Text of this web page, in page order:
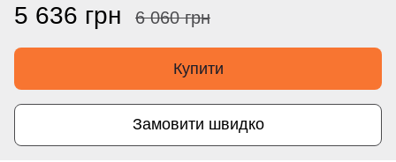
5 636 грн 6 060 грн
Купити
Замовити швидко